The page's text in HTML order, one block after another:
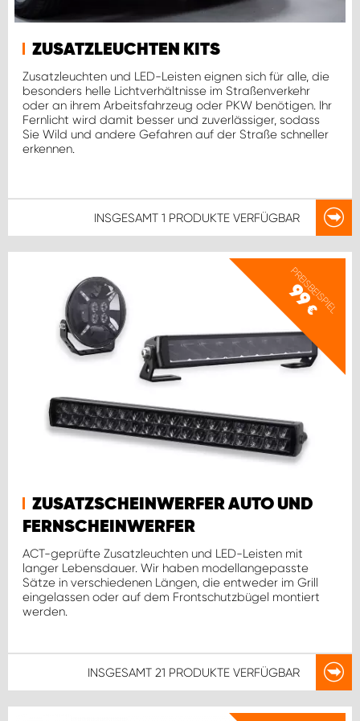
ZUSATZLEUCHTEN KITS
Zusatzleuchten und LED-Leisten eignen sich für alle, die
besonders helle Lichtverhältnisse im Straßenverkehr
oder an ihrem Arbeitsfahrzeug oder PKW benötigen. Ihr
Fernlicht wird damit besser und zuverlässiger, sodass
Sie Wild und andere Gefahren auf der Straße schneller
erkennen.
INSGESAMT 1 PRODUKTE VERFÜGBAR
PREISBEISPIEL
99
€
ZUSATZSCHEINWERFER AUTO UND
FERNSCHEINWERFER
ACT-geprüfte Zusatzleuchten und LED-Leisten mit
langer Lebensdauer. Wir haben modellangepasste
Sätze in verschiedenen Längen, die entweder im Grill
eingelassen oder auf dem Frontschutzbügel montiert
werden.
INSGESAMT 21 PRODUKTE VERFÜGBAR